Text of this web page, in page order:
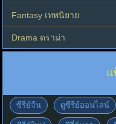
Fantasy เทพนิยาย
Drama ดราม่า
แ
ซีรี่ย์จีน ดูซีรี่ย์ออนไลน์